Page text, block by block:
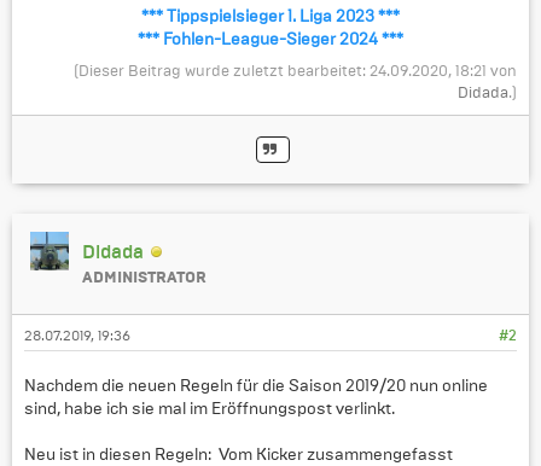
*** Tippspielsieger 1. Liga 2023 ***
*** Fohlen-League-Sieger 2024 ***
(Dieser Beitrag wurde zuletzt bearbeitet: 24.09.2020, 18:21 von
Didada.)
Didada
ADMINISTRATOR
#2
28.07.2019, 19:36
Nachdem die neuen Regeln für die Saison 2019/20 nun online
sind, habe ich sie mal im Eröffnungspost verlinkt.
Neu ist in diesen Regeln: Vom Kicker zusammengefasst